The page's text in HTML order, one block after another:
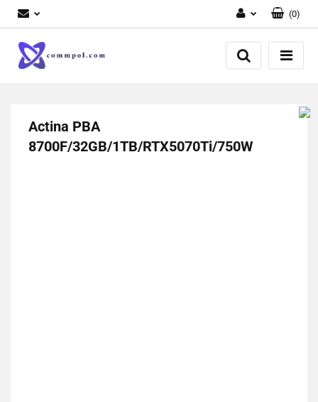
Zaloguj się
Zarejestruj się
(0)
Actina PBA
8700F/32GB/1TB/RTX5070Ti/750W